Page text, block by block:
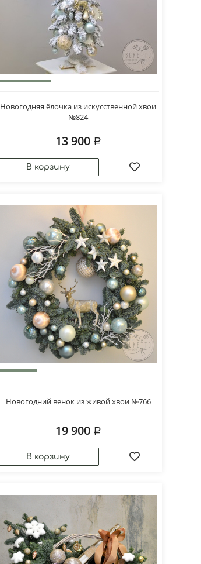
Новогодняя ёлочка из искусственной хвои
№824
13 900
Новогодний венок из живой хвои №766
19 900